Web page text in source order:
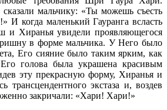
мальчику: «Ты можешь съесть
И когда маленький Гауранга всласть
и Хиранья увидели проявляющегося
в форме мальчика. У Него было
Его сияние было таким ярким, как
голова была украшена красивым
эту прекрасную форму, Хиранья и
трансцендентного экстаза и, воздев
закричали: «Хари! Хари!»